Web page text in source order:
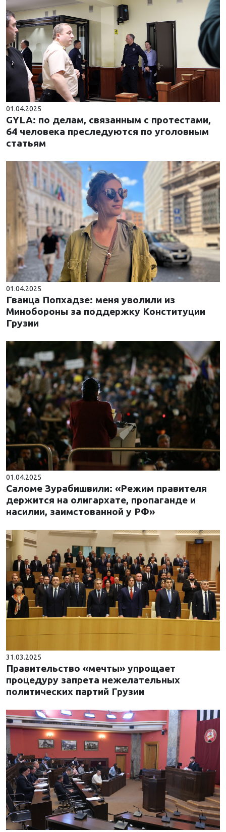
01.04.2025
GYLA: по делам, связанным с протестами,
64 человека преследуются по уголовным
статьям
01.04.2025
Гванца Попхадзе: меня уволили из
Минобороны за поддержку Конституции
Грузии
01.04.2025
Саломе Зурабишвили: «Режим правителя
держится на олигархате, пропаганде и
насилии, заимстованной у РФ»
31.03.2025
Правительство «мечты» упрощает
процедуру запрета нежелательных
политических партий Грузии